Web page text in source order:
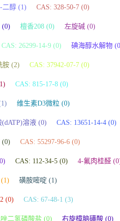
二醇 (1) CAS: 328-50-7 (0)
(0) 檀香208 (0) 左旋碱 (0)
CAS: 26299-14-9 (0) 碘海醇水解物
胺 (2) CAS: 37942-07-7 (0)
CAS: 815-17-8 (0)
维生素D3微粒 (0)
溶液 (0) CAS: 13651-14-4 (0)
(0) CAS: 55297-96-6 (0)
CAS: 112-34-5 (0) 4-氟肉桂醛
磺胺嘧啶 (1)
(0) CAS: 67-48-1 (3)
二氢磷酸盐 (0) 右旋樟脑磺酸 (0)